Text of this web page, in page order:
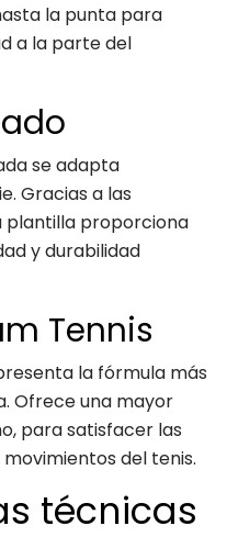
la punta para
a la parte del
se adapta
Gracias a las
plantilla proporciona
y durabilidad
Tennis
la fórmula más
Ofrece una mayor
para satisfacer las
del tenis.
técnicas